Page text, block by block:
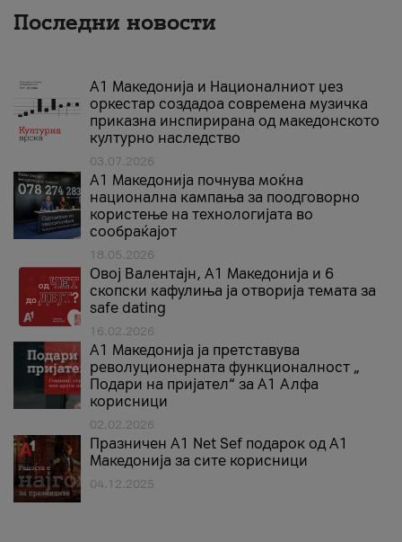
Последни новости
А1 Македонија и Националниот џез
оркестар создадоа современа музичка
приказна инспирирана од македонското
културно наследство
03.07.2026
A1 Македонија почнува моќна
национална кампања за поодговорно
користење на технологијата во
сообраќајот
18.05.2026
Овој Валентајн, A1 Македонија и 6
скопски кафулиња ја отворија темата за
safe dating
16.02.2026
А1 Македонија ја претставува
револуционерната функционалност „
Подари на пријател“ за А1 Алфа
корисници
02.02.2026
Празничен A1 Net Sеf подарок од А1
Македонија за сите корисници
04.12.2025